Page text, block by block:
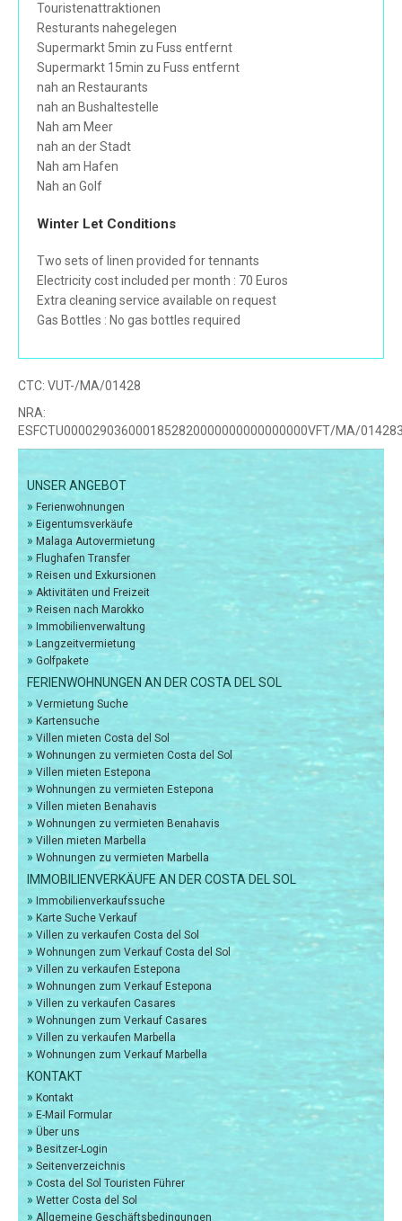
Touristenattraktionen
Resturants nahegelegen
Supermarkt 5min zu Fuss entfernt
Supermarkt 15min zu Fuss entfernt
nah an Restaurants
nah an Bushaltestelle
Nah am Meer
nah an der Stadt
Nah am Hafen
Nah an Golf
Winter Let Conditions
Two sets of linen provided for tennants
Electricity cost included per month : 70 Euros
Extra cleaning service available on request
Gas Bottles : No gas bottles required
CTC: VUT-/MA/01428
NRA:
ESFCTU0000290360001852820000000000000000VFT/MA/
UNSER ANGEBOT
» Ferienwohnungen
» Eigentumsverkäufe
» Malaga Autovermietung
» Flughafen Transfer
» Reisen und Exkursionen
» Aktivitäten und Freizeit
» Reisen nach Marokko
» Immobilienverwaltung
» Langzeitvermietung
» Golfpakete
FERIENWOHNUNGEN AN DER COSTA DEL SOL
» Vermietung Suche
» Kartensuche
» Villen mieten Costa del Sol
» Wohnungen zu vermieten Costa del Sol
» Villen mieten Estepona
» Wohnungen zu vermieten Estepona
» Villen mieten Benahavis
» Wohnungen zu vermieten Benahavis
» Villen mieten Marbella
» Wohnungen zu vermieten Marbella
IMMOBILIENVERKÄUFE AN DER COSTA DEL SOL
» Immobilienverkaufssuche
» Karte Suche Verkauf
» Villen zu verkaufen Costa del Sol
» Wohnungen zum Verkauf Costa del Sol
» Villen zu verkaufen Estepona
» Wohnungen zum Verkauf Estepona
» Villen zu verkaufen Casares
» Wohnungen zum Verkauf Casares
» Villen zu verkaufen Marbella
» Wohnungen zum Verkauf Marbella
KONTAKT
» Kontakt
» E-Mail Formular
» Über uns
» Besitzer-Login
» Seitenverzeichnis
» Costa del Sol Touristen Führer
» Wetter Costa del Sol
» Allgemeine Geschäftsbedingungen